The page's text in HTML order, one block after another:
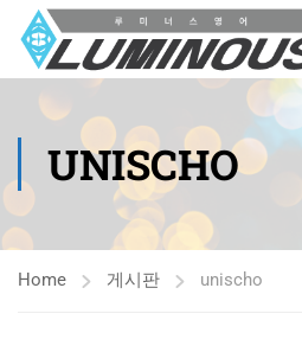
UNISCHO
Home 게시판 unischo